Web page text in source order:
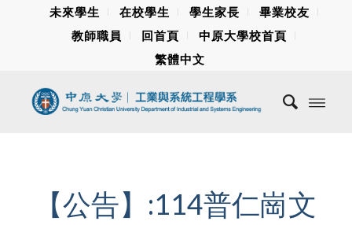
未來學生 在校學生 學生家長
畢業校友
教師職員
回首頁
中原大學校首頁
繁體中文
【公告】:114普仁崗文